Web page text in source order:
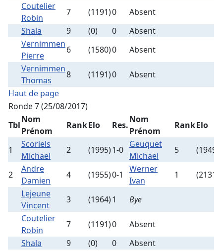
Coutelier
Robin
7 (1191)0
Absent
Shala
9 (0) 0
Absent
Vernimmen
Pierre
6 (1580)0
Absent
Vernimmen
Thomas
8 (1191)0
Absent
Haut de page
Ronde 7 (25/08/2017)
Tbl
Nom
Prénom
RankElo Res.
Nom
Prénom
RankElo
1
Scoriels
Michael
2 (1995)1-0
Geuquet
Michael
5 (1949)
2
Andre
Damien
4 (1955)0-1
Werner
Ivan
1
(2131)
Lejeune
Vincent
3 (1964)1
Bye
Coutelier
Robin
7 (1191)0
Absent
Shala
9 (0) 0
Absent